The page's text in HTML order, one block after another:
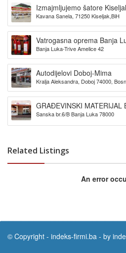
Izmajmljujemo šatore
Kavana Sanela, 71250 Kiseljak,BiH
Vatrogasna oprema Banja
Banja Luka-Trive Amelice 42
Autodijelovi Doboj-Mima
Kralja Aleksandra, Doboj 74000,
GRAĐEVINSKI MATERIJAL
PROMET DOO
Sanska br.6/B Banja Luka 78000
Related Listings
An error
© Copyright - indeks-firmi.ba - by